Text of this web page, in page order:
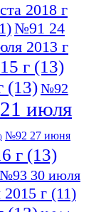
2018 г
№91 24
2013 г
г (13)
(13)№92
июля
№92 27 июня
г (13)
№93 30 июля
г (11)